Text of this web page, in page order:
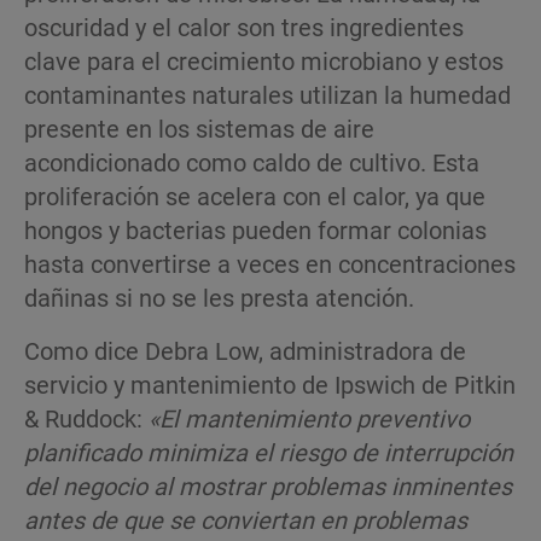
oscuridad y el calor son tres ingredientes
clave para el crecimiento microbiano y estos
contaminantes naturales utilizan la humedad
presente en los sistemas de aire
acondicionado como caldo de cultivo. Esta
proliferación se acelera con el calor, ya que
hongos y bacterias pueden formar colonias
hasta convertirse a veces en concentraciones
dañinas si no se les presta atención.
Como dice Debra Low, administradora de
servicio y mantenimiento de Ipswich de Pitkin
& Ruddock: «El mantenimiento preventivo
planificado minimiza el riesgo de interrupción
del negocio al mostrar problemas inminentes
antes de que se conviertan en problemas